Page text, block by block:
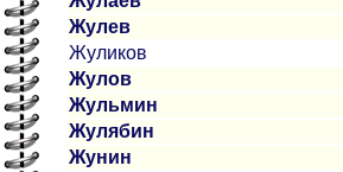
Жулев
Жуликов
Жулов
Жульмин
Жулябин
Жунин